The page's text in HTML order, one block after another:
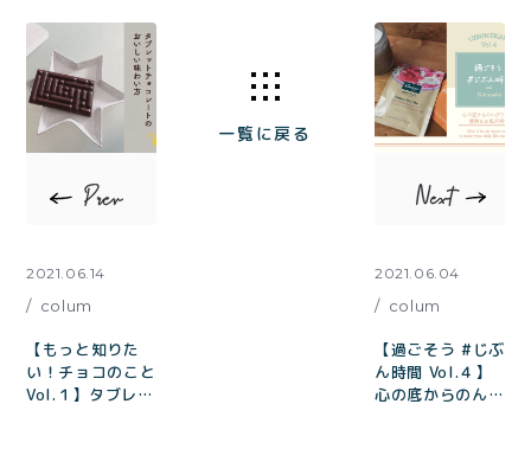
2021.06.14
colum
【もっと知りた
い！チョコのこと
Vol.１】タブレッ
2021.06.04
colum
【過ごそう #じぶ
ん時間 Vol.４】
心の底からのんび
一覧に戻る